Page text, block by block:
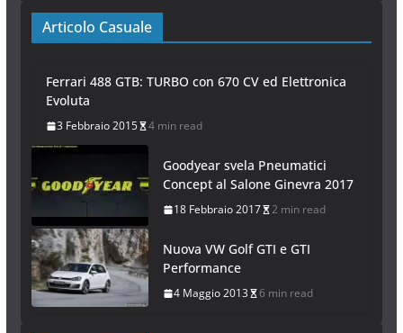
Articolo Casuale
Ferrari 488 GTB: TURBO con 670 CV ed Elettronica
Evoluta
3 Febbraio 2015 4 min read
Goodyear svela Pneumatici
Concept al Salone Ginevra 2017
18 Febbraio 2017 2 min read
Nuova VW Golf GTI e GTI
Performance
4 Maggio 2013 6 min read